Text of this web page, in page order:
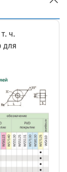
ч.
для